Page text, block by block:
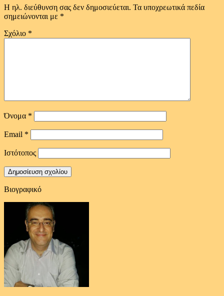
Η ηλ. διεύθυνση σας δεν δημοσιεύεται. Τα υποχρεωτικά πεδία
σημειώνονται με *
Σχόλιο *
Όνομα *
Email *
Ιστότοπος
Βιογραφικό